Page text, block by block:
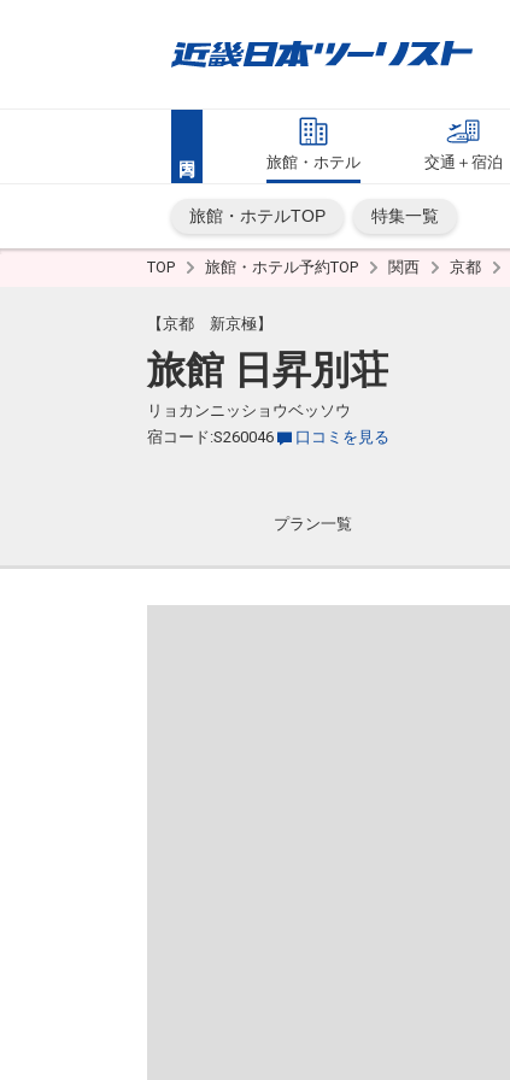
旅館・ホテル 交通＋宿泊
旅館・ホテルTOP 特集一覧
TOP 旅館・ホテル予約TOP 関西 京都
【京都 新京極】
旅館 日昇別荘
リョカンニッショウベッソウ
宿コード:S260046
口コミを見る
プラン一覧